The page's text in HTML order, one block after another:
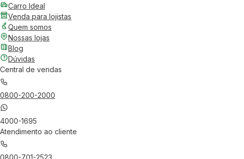
Carro Ideal
Venda para lojistas
Quem somos
Nossas lojas
Blog
Dúvidas
Central de vendas
0800-200-2000
4000-1695
Atendimento ao cliente
0800-701-2523